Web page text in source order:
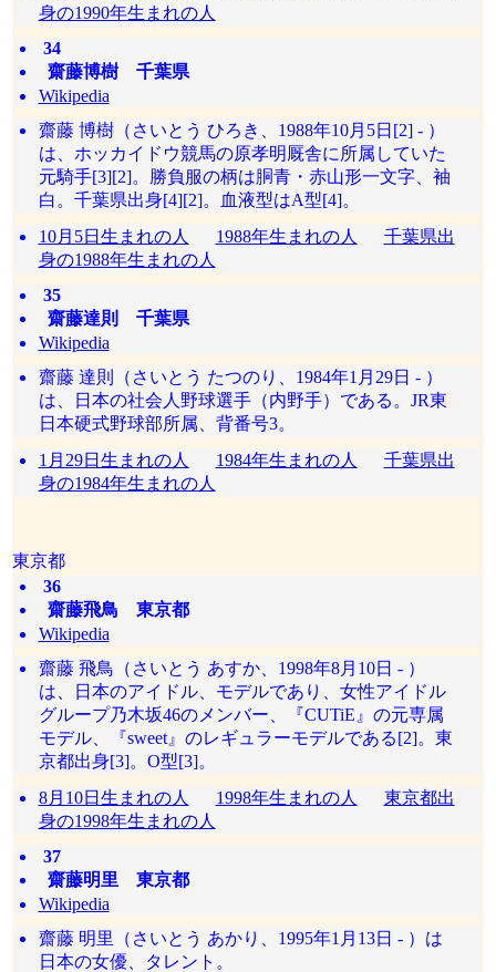
身の1990年生まれの人
34
齋藤博樹 千葉県
Wikipedia
齋藤 博樹（さいとう ひろき、1988年10月5日[2] - ）
は、ホッカイドウ競馬の原孝明厩舎に所属していた
元騎手[3][2]。勝負服の柄は胴青・赤山形一文字、袖
白。千葉県出身[4][2]。血液型はA型[4]。
10月5日生まれの人
1988年生まれの人
千葉県出
身の1988年生まれの人
35
齋藤達則 千葉県
Wikipedia
齋藤 達則（さいとう たつのり、1984年1月29日 - ）
は、日本の社会人野球選手（内野手）である。JR東
日本硬式野球部所属、背番号3。
1月29日生まれの人
1984年生まれの人
千葉県出
身の1984年生まれの人
東京都
36
齋藤飛鳥 東京都
Wikipedia
齋藤 飛鳥（さいとう あすか、1998年8月10日 - ）
は、日本のアイドル、モデルであり、女性アイドル
グループ乃木坂46のメンバー、『CUTiE』の元専属
モデル、『sweet』のレギュラーモデルである[2]。東
京都出身[3]。O型[3]。
8月10日生まれの人
1998年生まれの人
東京都出
身の1998年生まれの人
37
齋藤明里 東京都
Wikipedia
齋藤 明里（さいとう あかり、1995年1月13日 - ）は
日本の女優、タレント。